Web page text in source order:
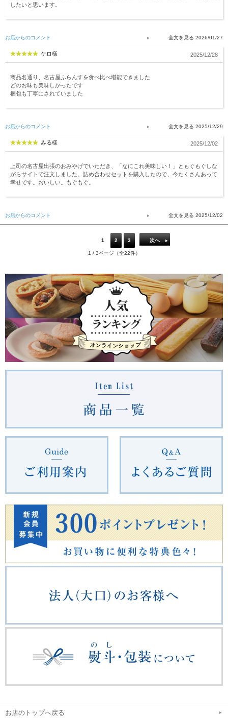
したいと思います。
お店からのコメント 2026/01/27
ケロ様 2025/12/28
商品名通り、名古屋ふらんすを食べ比べ堪能できました
どのお味も美味しかったです
梱包も丁寧にされていました
お店からのコメント 2025/12/29
みる様 2025/12/02
上司の名古屋出張のおみやげでいただき、「なにこれ美味しい！」ともぐもぐしな
がらサイトで注文しました。詰め合わせセットを購入したので、今たくさんあって
幸せです。おいしい。もぐもぐ。
お店からのコメント 2025/12/02
1 2 3 次へ
1 / 3ページ（全22件）
お店のトップへ戻る